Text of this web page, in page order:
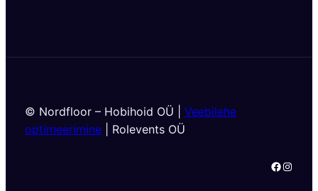
© Nordfloor – Hobihoid OÜ | Veebilehe
optimeerimine| Rolevents OÜ
Facebook Instagram